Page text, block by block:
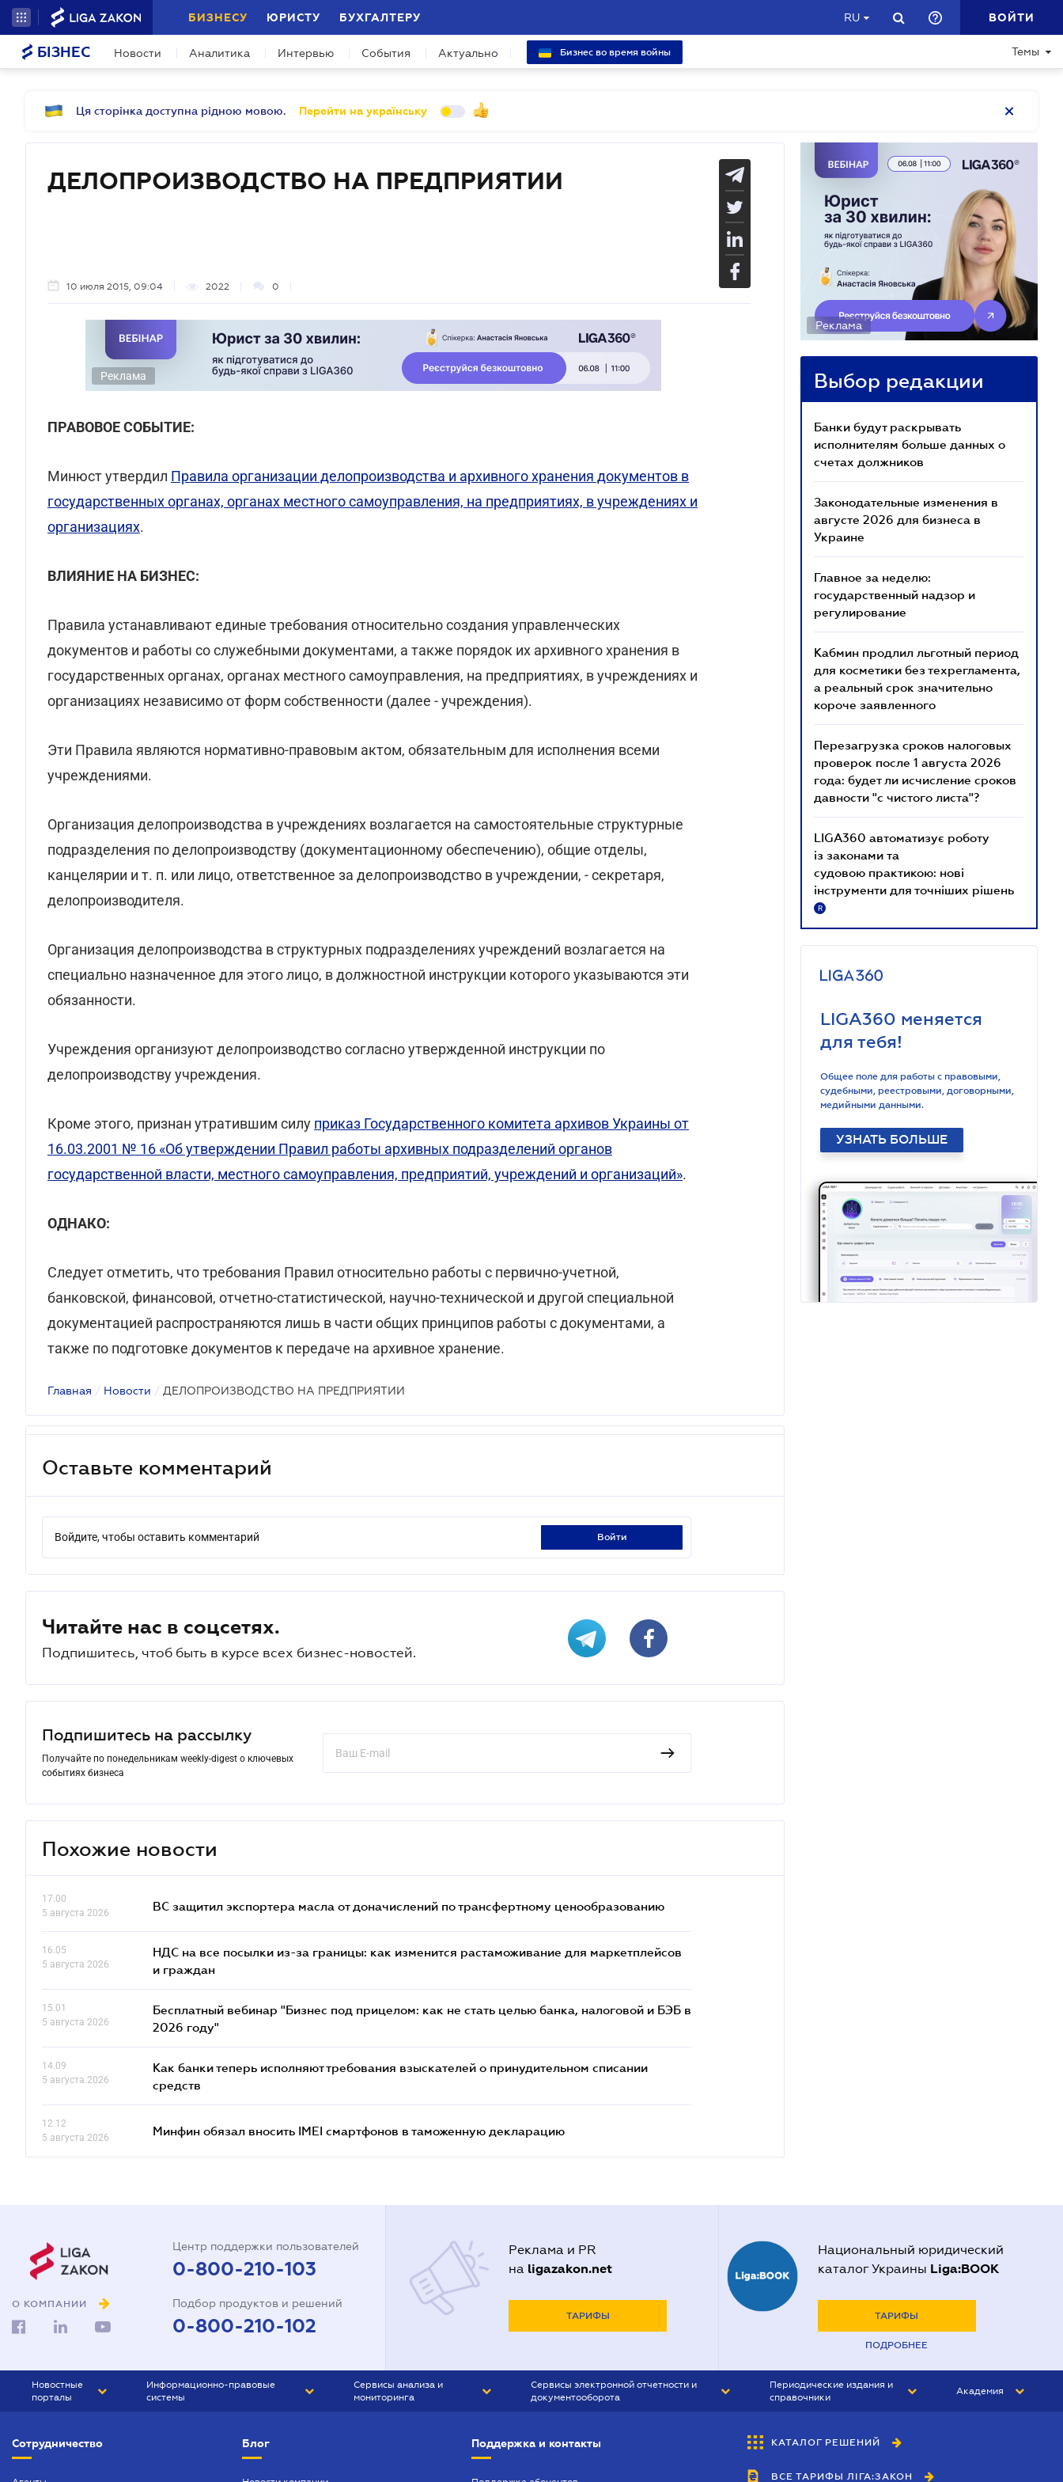
БИЗНЕСУ ЮРИСТУ БУХГАЛТЕРУ RU ВОЙТИ
БІЗНЕС Новости Аналитика Интервью События Актуально Бизнес во время войны Темы
Ця сторінка доступна рідною мовою. Перейти на українську
ДЕЛОПРОИЗВОДСТВО НА ПРЕДПРИЯТИИ
10 июля 2015, 09:04 2022 0
Реклама
ПРАВОВОЕ СОБЫТИЕ:
Минюст утвердил Правила организации делопроизводства и архивного хранения документов в
государственных органах, органах местного самоуправления, на предприятиях, в учреждениях и
организациях.
ВЛИЯНИЕ НА БИЗНЕС:
Правила устанавливают единые требования относительно создания управленческих
документов и работы со служебными документами, а также порядок их архивного хранения в
государственных органах, органах местного самоуправления, на предприятиях, в учреждениях и
организациях независимо от форм собственности (далее - учреждения).
Эти Правила являются нормативно-правовым актом, обязательным для исполнения всеми
учреждениями.
Организация делопроизводства в учреждениях возлагается на самостоятельные структурные
подразделения по делопроизводству (документационному обеспечению), общие отделы,
канцелярии и т. п. или лицо, ответственное за делопроизводство в учреждении, - секретаря,
делопроизводителя.
Организация делопроизводства в структурных подразделениях учреждений возлагается на
специально назначенное для этого лицо, в должностной инструкции которого указываются эти
обязанности.
Учреждения организуют делопроизводство согласно утвержденной инструкции по
делопроизводству учреждения.
Кроме этого, признан утратившим силу приказ Государственного комитета архивов Украины от
16.03.2001 № 16 «Об утверждении Правил работы архивных подразделений органов
государственной власти, местного самоуправления, предприятий, учреждений и организаций».
ОДНАКО:
Следует отметить, что требования Правил относительно работы с первично-учетной,
банковской, финансовой, отчетно-статистической, научно-технической и другой специальной
документацией распространяются лишь в части общих принципов работы с документами, а
также по подготовке документов к передаче на архивное хранение.
Главная / Новости / ДЕЛОПРОИЗВОДСТВО НА ПРЕДПРИЯТИИ
Оставьте комментарий
Войдите, чтобы оставить комментарий войти
Читайте нас в соцсетях.
Подпишитесь, чтоб быть в курсе всех бизнес-новостей.
Подпишитесь на рассылку
Получайте по понедельникам weekly-digest о ключевых
событиях бизнеса
Похожие новости
17.00
5 августа 2026
ВС защитил экспортера масла от доначислений по трансфертному ценообразованию
16.05
5 августа 2026
НДС на все посылки из-за границы: как изменится растаможивание для маркетплейсов
и граждан
15.01
5 августа 2026
Бесплатный вебинар "Бизнес под прицелом: как не стать целью банка, налоговой и БЭБ в
2026 году"
14.09
5 августа 2026
Как банки теперь исполняют требования взыскателей о принудительном списании
средств
12.12
5 августа 2026
Минфин обязал вносить IMEI смартфонов в таможенную декларацию
Реклама
Выбор редакции
Банки будут раскрывать
исполнителям больше данных о
счетах должников
Законодательные изменения в
августе 2026 для бизнеса в
Украине
Главное за неделю:
государственный надзор и
регулирование
Кабмин продлил льготный период
для косметики без техрегламента,
а реальный срок значительно
короче заявленного
Перезагрузка сроков налоговых
проверок после 1 августа 2026
года: будет ли исчисление сроков
давности "с чистого листа"?
LIGA360 автоматизує роботу
із законами та
судовою практикою: нові
інструменти для точніших рішень
R
LIGA360 меняется
для тебя!
Общее поле для работы с правовыми,
судебными, реестровыми, договорными,
медийными данными.
УЗНАТЬ БОЛЬШЕ
О КОМПАНИИ
Центр поддержки пользователей
0-800-210-103
Подбор продуктов и решений
0-800-210-102
Реклама и PR
на ligazakon.net
ТАРИФЫ
Национальный юридический
каталог Украины Liga:BOOK
ТАРИФЫ
ПОДРОБНЕЕ
Новостные
порталы
БИЗНЕС
Информационно-правовые
системы
Сервисы анализа и
мониторинга
Сервисы электронной отчетности и
документооборота
Периодические издания и
справочники
БУХГАЛТЕР&ЗАКОН
ВЕСТНИК МСФО
Академия
Сотрудничество Блог Поддержка и контакты КАТАЛОГ РЕШЕНИЙ
ВСЕ ТАРИФЫ ЛІГА:ЗАКОН